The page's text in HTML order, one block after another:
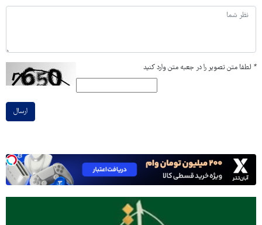
* لطفا متن تصویر را در جعبه متن وارد کنید
ارسال